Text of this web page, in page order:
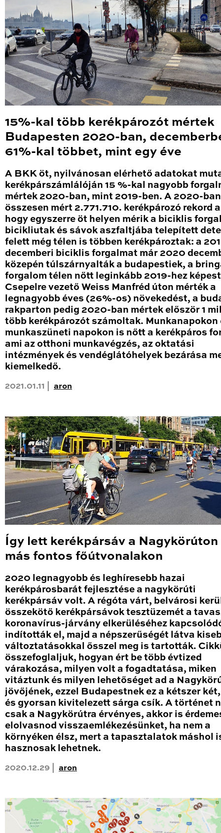
15%-kal több kerékpározót mértek
Budapesten 2020-ban,
61%-kal többet, mint egy éve
A BKK öt, nyilvánosan elérhető adatokat
kerékpárszámlálóján 15 %-kal nagyobb
mértek 2020-ban, mint 2019-ben. A 2020-ban
összesen mért 2.771.710. kerékpározó rekord
hogy egyszerre öt helyen mérik a biciklis
bicikliutak és sávok aszfaltjába telepített
felett még télen is többen kerékpároztak: a
decemberi biciklis forgalmat már 2020
közepén túlszárnyalták a budapestiek, a
forgalom télen nőtt leginkább 2019-hez
Csepelre vezető Weiss Manfréd úton mérték a
legnagyobb éves (26%-os) növekedést, a
rakparton pedig 2020-ban mértek először 1
több kerékpározót számoltak. Munkanapokon
munkaszüneti napokon is nőtt a kerékpáros
ami az otthoni munkavégzés, az oktatási
intézmények és vendéglátóhelyek bezárása
kiemelkedő.
2021.01.11 | aron
Így lett kerékpársáv a Nagykörúton
más fontos főútvonalakon
2020 legnagyobb és leghíresebb hazai
kerékpárosbarát fejlesztése a nagykörúti
kerékpársáv volt. A régóta várt, belvárosi
összekötő kerékpársávok tesztüzemét a
koronavírus-járvány elkerüléséhez
indították el, majd a népszerűségét látva
változtatásokkal ősszel meg is tartották.
összefoglaljuk, hogyan ért be több évtized
várakozása, milyen volt a fogadtatása, miken
vitáztunk és milyen lehetőséget ad a
jövőjének, ezzel Budapestnek ez a kétszer
és gyorsan kivitelezett sárga csík. A történet
csak a Nagykörútra érvényes, akkor is
elolvasnod visszaemlékezésünket, ha nem a
környéken élsz, mert a tapasztalatok máshol
hasznosak lehetnek.
2020.12.29 | aron